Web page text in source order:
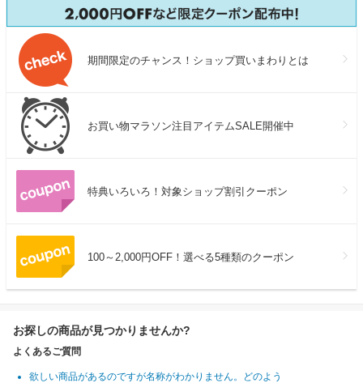
期間限定のチャンス！ショップ買いまわりとは
お買い物マラソン注目アイテムSALE開催中
特典いろいろ！対象ショップ割引クーポン
100～2,000円OFF！選べる5種類のクーポン
お探しの商品が見つかりませんか?
よくあるご質問
欲しい商品があるのですが名称がわかりません。どのよう